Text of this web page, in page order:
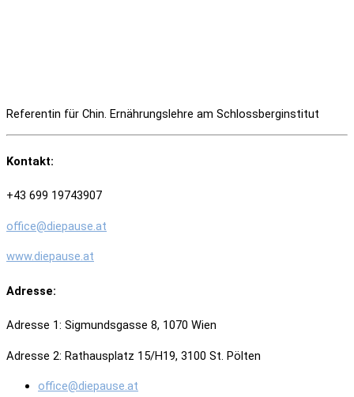
Referentin für Chin. Ernährungslehre am Schlossberginstitut
Kontakt:
+43 699 19743907
office@diepause.at
www.diepause.at
Adresse:
Adresse 1: Sigmundsgasse 8, 1070 Wien
Adresse 2: Rathausplatz 15/H19, 3100 St. Pölten
office@diepause.at